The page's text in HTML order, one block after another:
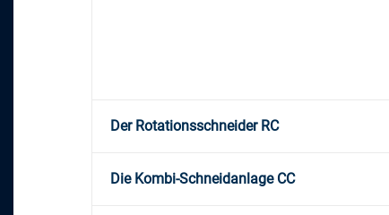
Der Rotationsschneider RC
Die Kombi-Schneidanlage CC